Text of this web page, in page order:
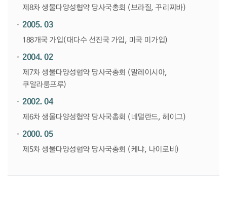
제8차 생물다양성협약 당사국총회 (브라질, 꾸리찌바)
2005. 03
188개국 가입(대다수 선진국 가입, 미국 미가입)
2004. 02
제7차 생물다양성협약 당사국총회 (말레이시아,
쿠알라룸프루)
2002. 04
제6차 생물다양성협약 당사국총회 (네덜란드, 헤이그)
2000. 05
제5차 생물다양성협약 당사국총회 (케냐, 나이로비)